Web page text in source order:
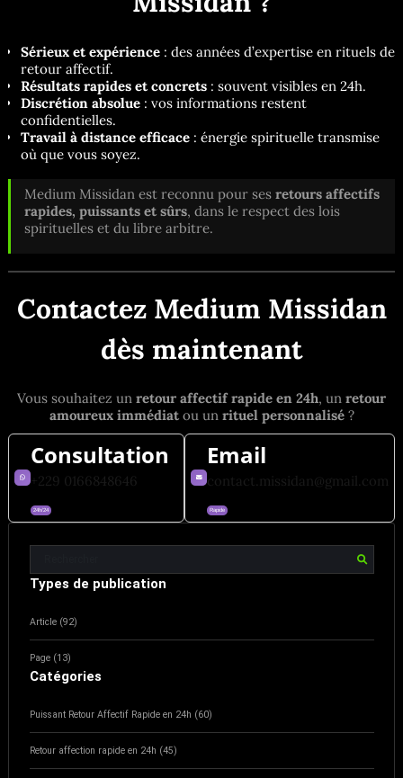
Sérieux et expérience: des années d’expertise en rituels de
retour affectif.
Résultats rapides et concrets: souvent visibles en 24h.
Discrétion absolue: vos informations restent
confidentielles.
Travail à distance efficace: énergie spirituelle transmise
où que vous soyez.
Medium Missidan est reconnu pour ses retours affectifs
rapides, puissants et sûrs, dans le respect des lois
spirituelles et du libre arbitre.
Contactez Medium Missidan
dès maintenant
Vous souhaitez un retour affectif rapide en 24h, un retour
amoureux immédiatou un rituel personnalisé?
Consultation
+229 0166848646
24h/24
Email
contact.missidan@gmail.com
Rapide
Types de publication
Article (92)
Page (13)
Catégories
Puissant Retour Affectif Rapide en 24h (60)
Retour affection rapide en 24h (45)